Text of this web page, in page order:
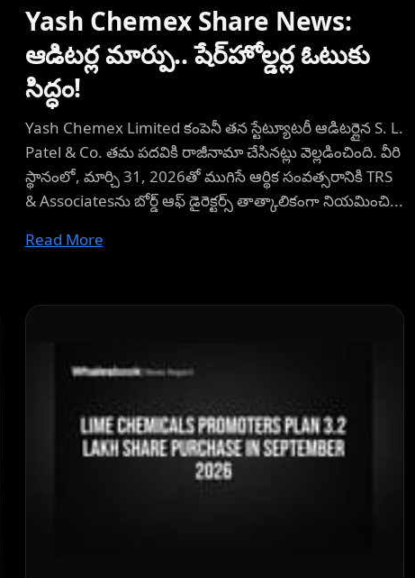
Yash Chemex Share News:
ఆడిటర్ల మార్పు.. షేర్‌హోల్డర్ల ఓటుకు
సిద్ధం!
Yash Chemex Limited కంపెనీ తన స్టేట్యూటరీ ఆడిటర్లైన S. L.
Patel & Co. తమ పదవికి రాజీనామా చేసినట్లు వెల్లడించింది. వీరి
స్థానంలో, మార్చి 31, 2026తో ముగిసే ఆర్థిక సంవత్సరానికి TRS
& Associatesను బోర్డ్ ఆఫ్ డైరెక్టర్స్ తాత్కాలికంగా నియమించి...
Read More